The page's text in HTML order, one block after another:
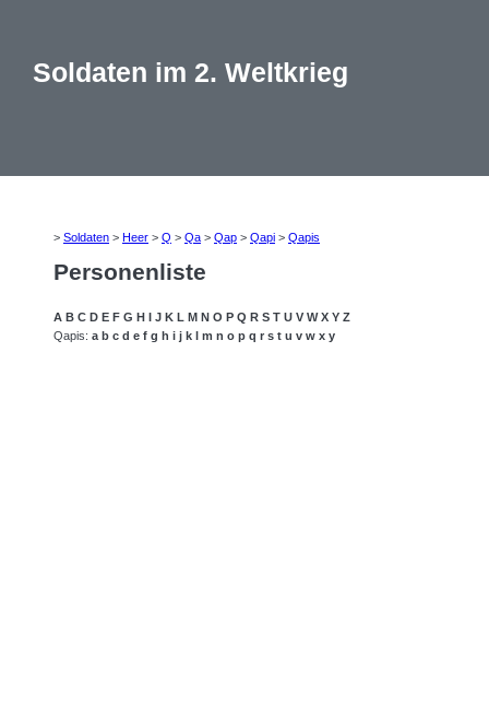
Soldaten im 2. Weltkrieg
> Soldaten > Heer > Q > Qa > Qap > Qapi > Qapis
Personenliste
A B C D E F G H I J K L M N O P Q R S T U V W X Y Z
Qapis: a b c d e f g h i j k l m n o p q r s t u v w x y